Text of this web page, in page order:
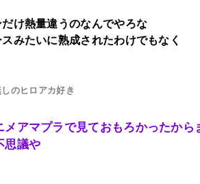
だけ熱量違うのなんでやろな
みたいに熟成されたわけでもなく
のヒロアカ好き
メアマプラで見ておもろかったか
思議や